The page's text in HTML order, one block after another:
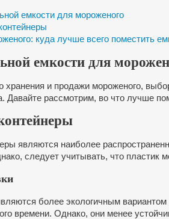
емкости для мороженого
куда лучше всего поместить
емкости для
хранения и продажи мороженого,
Давайте рассмотрим, во что лучше
являются наиболее
следует учитывать, что пластик
более экологичным
времени. Однако, они менее